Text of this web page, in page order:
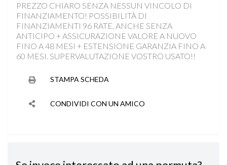
CERCHI "21
CLIMA AUTOMATICO TRIZONA
COMPUTER DI BORDO
PREZZO CHIARO SENZA NESSUN VINCOLO DI
FINANZIAMENTO! POSSIBILITÀ DI
FINANZIAMENTI 96 RATE, ANCHE SENZA
ANTICIPO + ASSICURAZIONE VALORE A NUOVO
FINO A 48 MESI + ESTENSIONE GARANZIA FINO A
60 MESI. SUPERVALUTAZIONE VOSTRO USATO!!
STAMPA SCHEDA
CONDIVIDI CON UN AMICO